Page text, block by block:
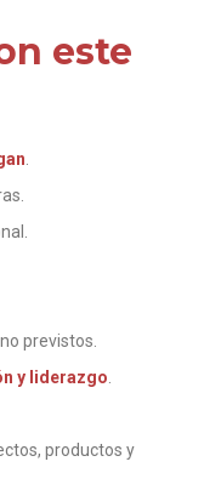
este
previstos.
y liderazgo
productos y